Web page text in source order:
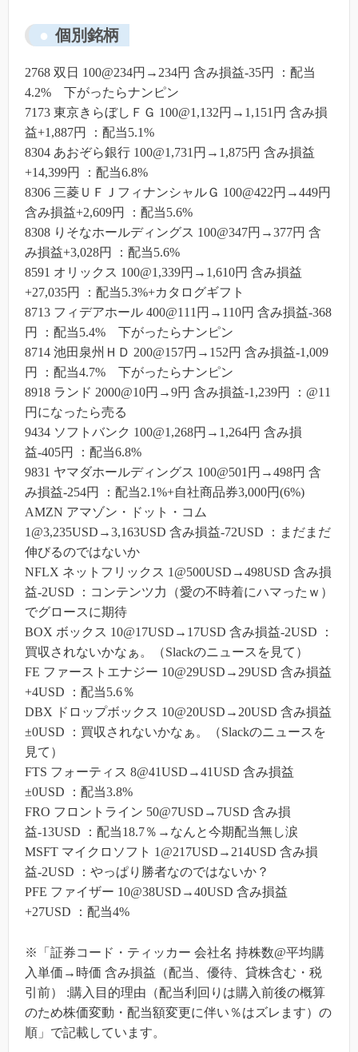
個別銘柄
2768 双日 100@234円→234円 含み損益-35円 ：配当
4.2% 下がったらナンピン
7173 東京きらぼしＦＧ 100@1,132円→1,151円 含み損
益+1,887円 ：配当5.1%
8304 あおぞら銀行 100@1,731円→1,875円 含み損益
+14,399円 ：配当6.8%
8306 三菱ＵＦＪフィナンシャルＧ 100@422円→449円
含み損益+2,609円 ：配当5.6%
8308 りそなホールディングス 100@347円→377円 含
み損益+3,028円 ：配当5.6%
8591 オリックス 100@1,339円→1,610円 含み損益
+27,035円 ：配当5.3%+カタログギフト
8713 フィデアホール 400@111円→110円 含み損益-368
円 ：配当5.4% 下がったらナンピン
8714 池田泉州ＨＤ 200@157円→152円 含み損益-1,009
円 ：配当4.7% 下がったらナンピン
8918 ランド 2000@10円→9円 含み損益-1,239円 ：@11
円になったら売る
9434 ソフトバンク 100@1,268円→1,264円 含み損
益-405円 ：配当6.8%
9831 ヤマダホールディングス 100@501円→498円 含
み損益-254円 ：配当2.1%+自社商品券3,000円(6%)
AMZN アマゾン・ドット・コム
1@3,235USD→3,163USD 含み損益-72USD ：まだまだ
伸びるのではないか
NFLX ネットフリックス 1@500USD→498USD 含み損
益-2USD ：コンテンツ力（愛の不時着にハマったｗ）
でグロースに期待
BOX ボックス 10@17USD→17USD 含み損益-2USD ：
買収されないかなぁ。（Slackのニュースを見て）
FE ファーストエナジー 10@29USD→29USD 含み損益
+4USD ：配当5.6％
DBX ドロップボックス 10@20USD→20USD 含み損益
±0USD ：買収されないかなぁ。（Slackのニュースを
見て）
FTS フォーティス 8@41USD→41USD 含み損益
±0USD ：配当3.8%
FRO フロントライン 50@7USD→7USD 含み損
益-13USD ：配当18.7％→なんと今期配当無し涙
MSFT マイクロソフト 1@217USD→214USD 含み損
益-2USD ：やっぱり勝者なのではないか？
PFE ファイザー 10@38USD→40USD 含み損益
+27USD ：配当4%
※「証券コード・ティッカー 会社名 持株数@平均購
入単価→時価 含み損益（配当、優待、貸株含む・税
引前） :購入目的理由（配当利回りは購入前後の概算
のため株価変動・配当額変更に伴い％はズレます）の
順」で記載しています。